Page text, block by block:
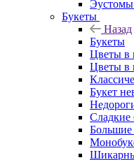
Букеты
Назад
Букеты
Цветы в
Цветы в
Букет
Сладкие
Большие